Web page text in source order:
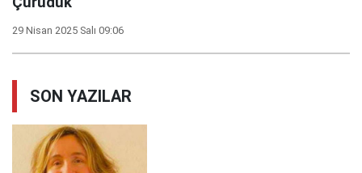
29 Nisan 2025 Salı 09:06
SON YAZILAR